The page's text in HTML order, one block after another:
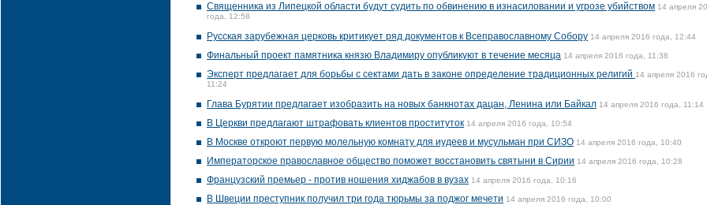
Священника из Липецкой области будут судить по обвинению в изнасиловании и угрозе убийством 14 апреля
года, 12:58
Русская зарубежная церковь критикует ряд документов к Всеправославному Собору 14 апреля 2016 года, 12:44
Финальный проект памятника князю Владимиру опубликуют в течение месяца 14 апреля 2016 года, 11:38
Эксперт предлагает для борьбы с сектами дать в законе определение традиционных религий 14 апреля 2016
11:24
Глава Бурятии предлагает изобразить на новых банкнотах дацан, Ленина или Байкал 14 апреля 2016 года, 11:14
В Церкви предлагают штрафовать клиентов проституток 14 апреля 2016 года, 10:54
В Москве откроют первую молельную комнату для иудеев и мусульман при СИЗО 14 апреля 2016 года, 10:40
Императорское православное общество поможет восстановить святыни в Сирии 14 апреля 2016 года, 10:28
Французский премьер - против ношения хиджабов в вузах 14 апреля 2016 года, 10:16
В Швеции преступник получил три года тюрьмы за поджог мечети 14 апреля 2016 года, 10:00